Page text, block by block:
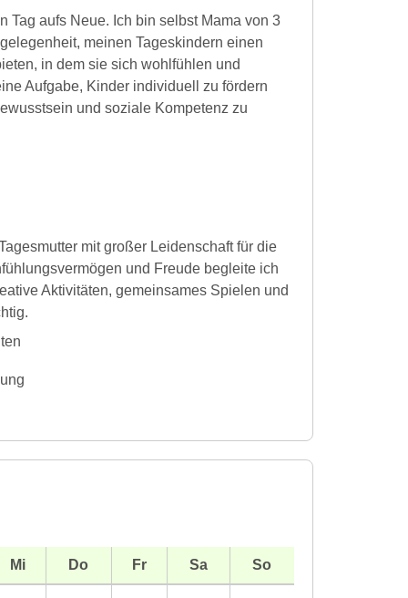
Tag aufs Neue. Ich bin selbst Mama von 3
meinen Tageskindern einen
in dem sie sich wohlfühlen und
Aufgabe, Kinder individuell zu fördern
und soziale Kompetenz zu
mit großer Leidenschaft für die
und Freude begleite ich
Aktivitäten, gemeinsames Spielen und
Mi Do Fr Sa So